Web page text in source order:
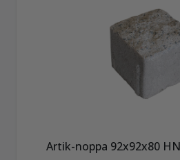
Artik-noppa 92x92x80